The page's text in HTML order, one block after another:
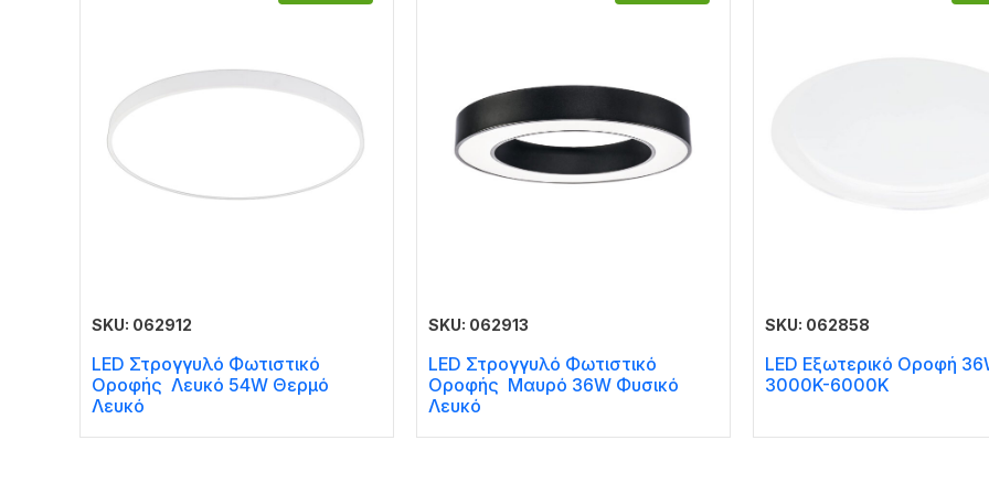
SKU: 062912
LED Στρογγυλό Φωτιστικό
Οροφής Λευκό 54W Θερμό
Λευκό
SKU: 062913
LED Στρογγυλό Φωτιστικό
Οροφής Μαυρό 36W Φυσικό
Λευκό
SKU: 062858
LED Εξωτερικό Οροφή
3000K-6000K